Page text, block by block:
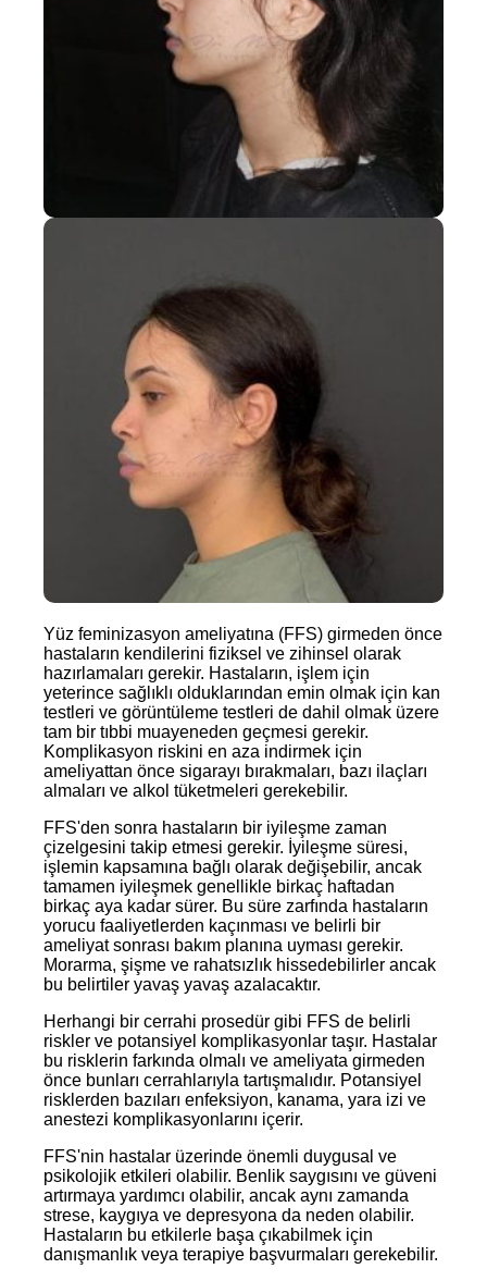
Yüz feminizasyon ameliyatına (FFS) girmeden önce
hastaların kendilerini fiziksel ve zihinsel olarak
hazırlamaları gerekir. Hastaların, işlem için
yeterince sağlıklı olduklarından emin olmak için kan
testleri ve görüntüleme testleri de dahil olmak üzere
tam bir tıbbi muayeneden geçmesi gerekir.
Komplikasyon riskini en aza indirmek için
ameliyattan önce sigarayı bırakmaları, bazı ilaçları
almaları ve alkol tüketmeleri gerekebilir.
FFS'den sonra hastaların bir iyileşme zaman
çizelgesini takip etmesi gerekir. İyileşme süresi,
işlemin kapsamına bağlı olarak değişebilir, ancak
tamamen iyileşmek genellikle birkaç haftadan
birkaç aya kadar sürer. Bu süre zarfında hastaların
yorucu faaliyetlerden kaçınması ve belirli bir
ameliyat sonrası bakım planına uyması gerekir.
Morarma, şişme ve rahatsızlık hissedebilirler ancak
bu belirtiler yavaş yavaş azalacaktır.
Herhangi bir cerrahi prosedür gibi FFS de belirli
riskler ve potansiyel komplikasyonlar taşır. Hastalar
bu risklerin farkında olmalı ve ameliyata girmeden
önce bunları cerrahlarıyla tartışmalıdır. Potansiyel
risklerden bazıları enfeksiyon, kanama, yara izi ve
anestezi komplikasyonlarını içerir.
FFS'nin hastalar üzerinde önemli duygusal ve
psikolojik etkileri olabilir. Benlik saygısını ve güveni
artırmaya yardımcı olabilir, ancak aynı zamanda
strese, kaygıya ve depresyona da neden olabilir.
Hastaların bu etkilerle başa çıkabilmek için
danışmanlık veya terapiye başvurmaları gerekebilir.